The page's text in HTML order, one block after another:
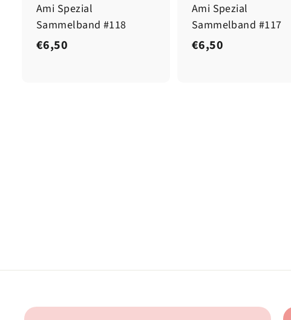
Ami Spezial
Sammelband #118
€6,50
Ami Spezial
Sammelband #117
€6,50